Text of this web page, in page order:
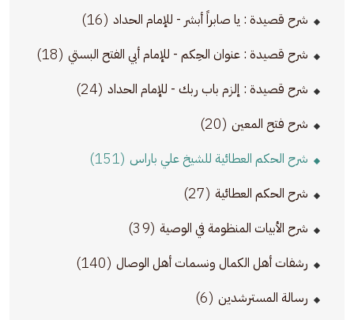
شرح قصيدة : يا صابراً أبشر - للإمام الحداد (16)
شرح قصيدة : عنوان الحِكم - للإمام أبي الفتح البستي (18)
شرح قصيدة : إلزم باب ربك - للإمام الحداد (24)
شرح فتح المعين (20)
شرح الحكم العطائية للشيخ علي باراس (151)
شرح الحكم العطائية (27)
شرح الأبيات المنظومة في الوصية (39)
رشفات أهل الكمال ونسمات أهل الوصال (140)
رسالة المسترشدين (6)